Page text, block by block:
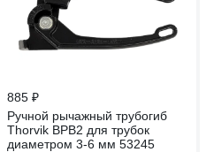
885 ₽
Ручной рычажный трубогиб
Thorvik BPB2 для трубок
диаметром 3-6 мм 53245